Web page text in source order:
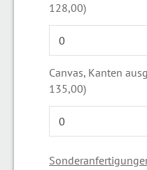
128,00)
Canvas, Kanten
135,00)